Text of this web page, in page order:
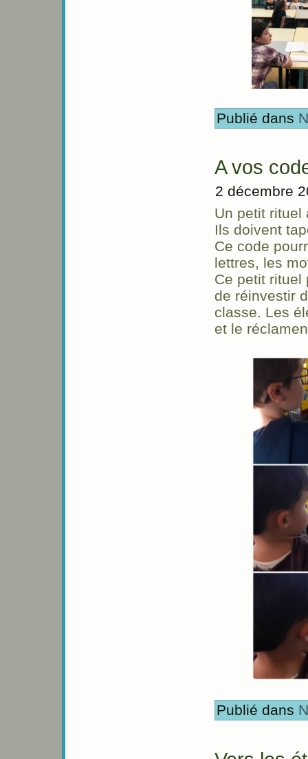
Publié dans
A vos
2 décembre
Un petit rituel
Ils doivent
Ce code
lettres, les
Ce petit rituel
de réinvestir
classe. Les
et le
Publié dans